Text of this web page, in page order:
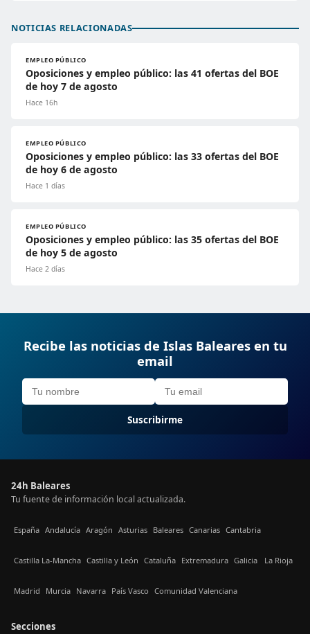
NOTICIAS RELACIONADAS
EMPLEO PÚBLICO
Oposiciones y empleo público: las 41 ofertas del BOE
de hoy 7 de agosto
Hace 16h
EMPLEO PÚBLICO
Oposiciones y empleo público: las 33 ofertas del BOE
de hoy 6 de agosto
Hace 1 días
EMPLEO PÚBLICO
Oposiciones y empleo público: las 35 ofertas del BOE
de hoy 5 de agosto
Hace 2 días
Recibe las noticias de Islas Baleares en tu
email
Suscribirme
24h Baleares
Tu fuente de información local actualizada.
España Andalucía Aragón Asturias Baleares Canarias Cantabria
Castilla La-Mancha Castilla y León Cataluña Extremadura Galicia La Rioja
Madrid Murcia Navarra País Vasco Comunidad Valenciana
Secciones